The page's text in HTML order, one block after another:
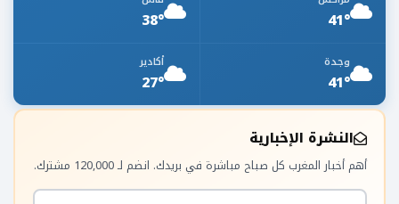
41°
38°
وجدة
41°
أكادير
27°
النشرة الإخبارية
أهم أخبار المغرب كل صباح مباشرة في بريدك. انضم لـ 120,000 مشترك.